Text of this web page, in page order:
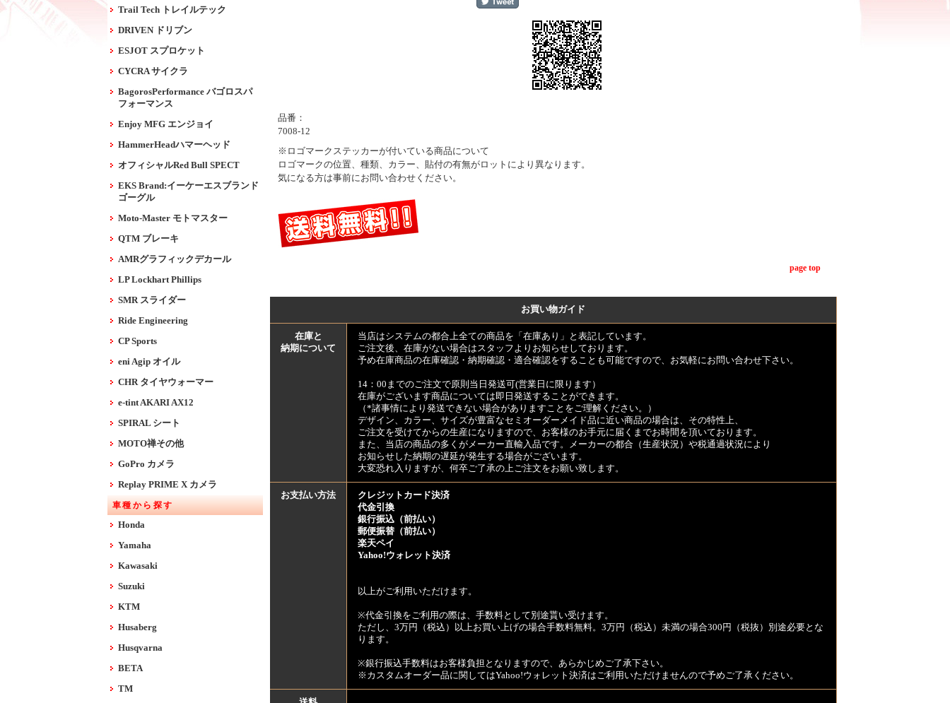
Trail Tech トレイルテック
DRIVEN ドリブン
ESJOT スプロケット
CYCRA サイクラ
BagorosPerformance バゴロスパ
フォーマンス
Enjoy MFG エンジョイ
HammerHeadハマーヘッド
オフィシャルRed Bull SPECT
EKS Brand:イーケーエスブランド
ゴーグル
Moto-Master モトマスター
QTM ブレーキ
AMRグラフィックデカール
LP Lockhart Phillips
SMR スライダー
Ride Engineering
CP Sports
eni Agip オイル
CHR タイヤウォーマー
e-tint AKARI AX12
SPIRAL シート
MOTO禅その他
GoPro カメラ
Replay PRIME X カメラ
車種から探す
Honda
Yamaha
Kawasaki
Suzuki
KTM
Husaberg
Husqvarna
BETA
TM
品番：
7008-12
※ロゴマークステッカーが付いている商品について
ロゴマークの位置、種類、カラー、貼付の有無がロットにより異なります。
気になる方は事前にお問い合わせください。
page top
お買い物ガイド
在庫と
納期について
当店はシステムの都合上全ての商品を「在庫あり」と表記しています。
ご注文後、在庫がない場合はスタッフよりお知らせしております。
予め在庫商品の在庫確認・納期確認・適合確認をすることも可能ですので、お気軽にお問い合わせ下さい。
14：00までのご注文で原則当日発送可(営業日に限ります）
在庫がございます商品については即日発送することができます。
（*諸事情により発送できない場合がありますことをご理解ください。）
デザイン、カラー、サイズが豊富なセミオーダーメイド品に近い商品の場合は、その特性上、
ご注文を受けてからの生産になりますので、お客様のお手元に届くまでお時間を頂いております。
また、当店の商品の多くがメーカー直輸入品です。メーカーの都合（生産状況）や税通過状況により
お知らせした納期の遅延が発生する場合がございます。
大変恐れ入りますが、何卒ご了承の上ご注文をお願い致します。
お支払い方法
クレジットカード決済
代金引換
銀行振込（前払い）
郵便振替（前払い）
楽天ペイ
Yahoo!ウォレット決済
以上がご利用いただけます。
※代金引換をご利用の際は、手数料として別途貰い受けます。
ただし、3万円（税込）以上お買い上げの場合手数料無料。3万円（税込）未満の場合300円（税抜）別途必要とな
ります。
※銀行振込手数料はお客様負担となりますので、あらかじめご了承下さい。
※カスタムオーダー品に関してはYahoo!ウォレット決済はご利用いただけませんので予めご了承ください。